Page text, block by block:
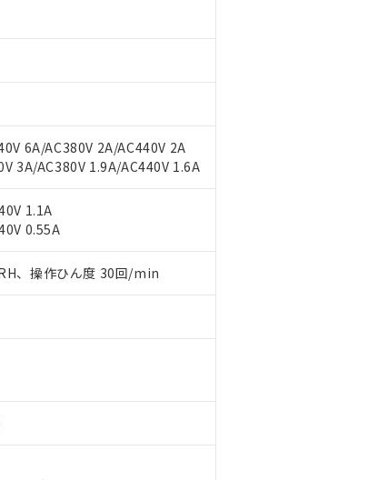
6A/AC380V 2A/AC440V 2A
3A/AC380V 1.9A/AC440V 1.6A
1.1A
0.55A
、操作ひん度 30回/min
お取引先、またはお客様担当のオムロン制御機器販売店・
「販売ネットワーク
」をご確認ください。
の承諾なく第三者に漏洩または開示しないようお願いしま
）をご利用いただくには、I-Webメンバーズにご登録され
された部品リストについて、当社および当社の共同利用者
との取引・商談に必要な範囲で利用することをご了承くだ
同利用に関して"
の「1.共同利用者の範囲」に記載されて
外項目は除く。
後することがあります。
きます。
で、過去に遡って非含有を証明するものではありません。
対応では、対応完了までの期間は出荷製品に未対応品が
ました。
値以下であることを示します。
値を超えていることを示します。
100ppm、
) : 1000ppm、 PBDEs(ポリ臭化ジフェニルエーテル類) : 1000ppm、
チル) : 1000ppm、 BBP(フタル酸ブチルベンジル) : 1000ppm、
下であることを示します。
部に漏えいし、環境に深刻な影響を及ぼさない年数を意
および外国貿易法に定める商品（以下｢規制貨物等」とい
学兵器、生物兵器またはその他武器並びにこれらの製造装
は、上記1、2および3の内容を当該第三者に通知します。
係者が違法に輸出するおそれがある場合は、取り引きをい
お客様のお取引先、またはお客様担当のオムロン制御
さい)
公開していない機種